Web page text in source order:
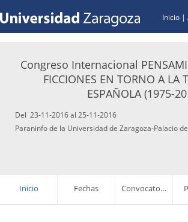
Inicio |
Congreso Internacional
FICCIONES EN TORNO A LA
ESPAÑOLA (1975-
Del 23-11-2016 al 25-11-2016
Paraninfo de la Universidad de Zaragoza-Palacio
Inicio Fechas Convocatoria